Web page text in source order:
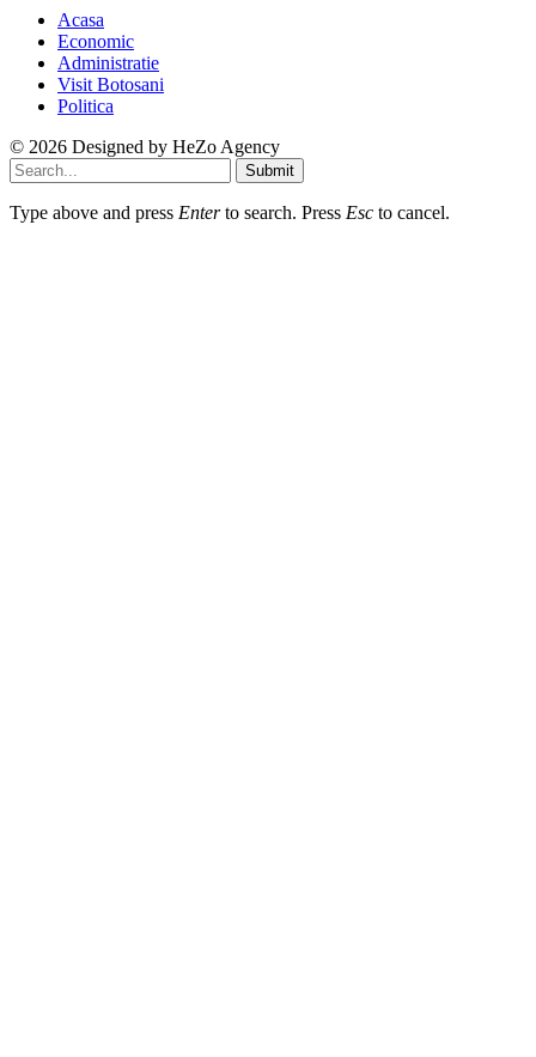
Acasa
Economic
Administratie
Visit Botosani
Politica
© 2026 Designed by HeZo Agency
Submit
Type above and press Enterto search. Press Esc to cancel.